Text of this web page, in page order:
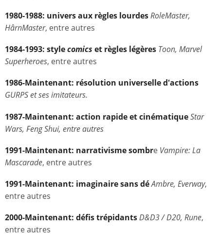
1980-1988: univers aux règles lourdesRoleMaster,
HârnMaster, entre autres
1984-1993: stylecomics et règles légères Toon, Marvel
Superheroes, entre autres
1986-Maintenant: résolution universelled'actions
GURPS et ses imitateurs.
1987-Maintenant: action rapide et cinématiqueStar
Wars, Feng Shui, entre autres
1991-Maintenant: narrativisme sombre Vampire: La
Mascarade, entre autres
1991-Maintenant: imaginaire sans déAmbre, Everway,
entre autres
2000-Maintenant: défis trépidantsD&D3 / D20, Rune,
entre autres